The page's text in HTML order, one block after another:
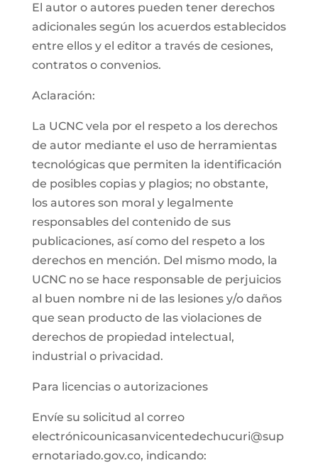
El autor o autores pueden tener derechos
adicionales según los acuerdos establecidos
entre ellos y el editor a través de cesiones,
contratos o convenios.
Aclaración:
La UCNC vela por el respeto a los derechos
de autor mediante el uso de herramientas
tecnológicas que permiten la identificación
de posibles copias y plagios; no obstante,
los autores son moral y legalmente
responsables del contenido de sus
publicaciones, así como del respeto a los
derechos en mención. Del mismo modo, la
UCNC no se hace responsable de perjuicios
al buen nombre ni de las lesiones y/o daños
que sean producto de las violaciones de
derechos de propiedad intelectual,
industrial o privacidad.
Para licencias o autorizaciones
Envíe su solicitud al correo
electrónicounicasanvicentedechucuri@sup
ernotariado.gov.co, indicando: